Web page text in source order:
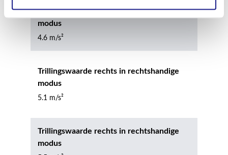
Trillingswaarde links in rechtshandige
modus
4.6 m/s²
Trillingswaarde rechts in rechtshandige
modus
5.1 m/s²
Trillingswaarde rechts in rechtshandige
modus